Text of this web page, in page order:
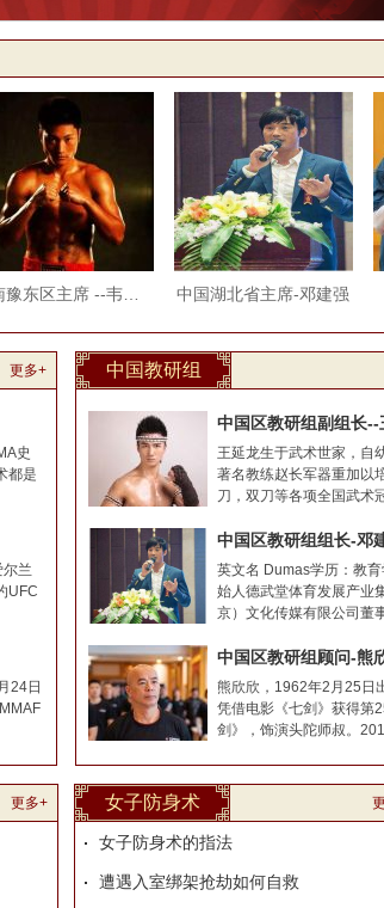
中国湖北省主席-邓建强
中国教研组
中国区教研组副组长--
王延龙生于武术世家，自
著名教练赵长军器重加以
刀，双刀等各项全国武术
中国区教研组组长-邓
英文名 Dumas学历：教
始人德武堂体育发展产业
京）文化传媒有限公司董
中国区教研组顾问-熊
熊欣欣，1962年2月25日
凭借电影《七剑》获得第
剑》，饰演头陀师叔。
更多+
史
都是
兰
UFC
24日
更多+ 女子防身术
女子防身术的指法
遭遇入室绑架抢劫如何自救